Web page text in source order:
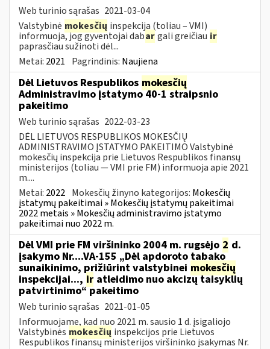
Web turinio sąrašas 2021-03-04
Valstybinė mokesčių inspekcija (toliau – VMI)
informuoja, jog gyventojai dabargali greičiau ir
paprasčiau sužinoti dėl...
Metai: 2021 Pagrindinis: Naujiena
Dėl Lietuvos Respublikos mokesčių
Administravimo įstatymo 40-1 straipsnio
pakeitimo
Web turinio sąrašas 2022-03-23
DĖL LIETUVOS RESPUBLIKOS MOKESČIŲ
ADMINISTRAVIMO ĮSTATYMO PAKEITIMO Valstybinė
mokesčių inspekcija prie Lietuvos Respublikos finansų
ministerijos (toliau — VMI prie FM) informuoja apie 2021
m....
Metai: 2022 Mokesčių žinyno kategorijos: Mokesčių
įstatymų pakeitimai » Mokesčių įstatymų pakeitimai
2022 metais » Mokesčių administravimo įstatymo
pakeitimai nuo 2022 m.
Dėl VMI prie FM viršininko 2004 m. rugsėjo 2 d.
įsakymo Nr....VA-155 „Dėl apdoroto tabako
sunaikinimo, prižiūrint valstybinei mokesčių
inspekcijai..., ir atleidimo nuo akcizų taisyklių
patvirtinimo“ pakeitimo
Web turinio sąrašas 2021-01-05
Informuojame, kad nuo 2021 m. sausio 1 d. įsigaliojo
Valstybinės mokesčių inspekcijos prie Lietuvos
Respublikos finansų ministerijos viršininko įsakymas Nr.